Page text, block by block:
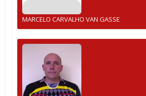
MARCELO CARVALHO VAN GASSE